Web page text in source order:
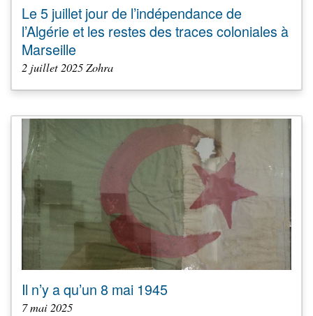
Le 5 juillet jour de l’indépendance de
l’Algérie et les restes des traces coloniales à
Marseille
2 juillet 2025 Zohra
Il n’y a qu’un 8 mai 1945
7 mai 2025